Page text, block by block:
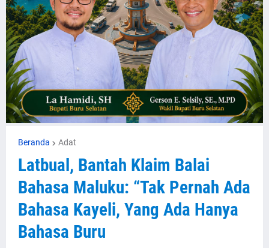
Beranda Adat
Latbual, Bantah Klaim Balai
Bahasa Maluku: “Tak Pernah Ada
Bahasa Kayeli, Yang Ada Hanya
Bahasa Buru